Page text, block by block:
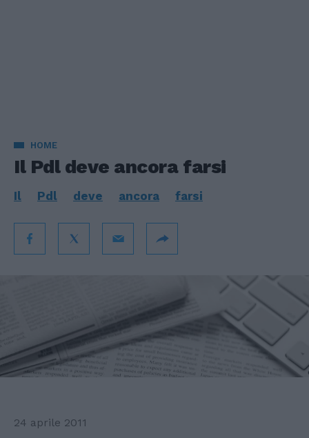
HOME
Il Pdl deve ancora farsi
Il Pdl deve ancora farsi
24 aprile 2011